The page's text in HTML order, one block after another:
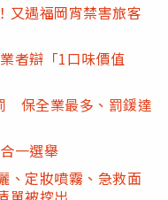
又遇福岡宵禁害旅客
者辯「1口味價值
保全業最多、罰鍰達
一選舉
、定妝噴霧、急救面